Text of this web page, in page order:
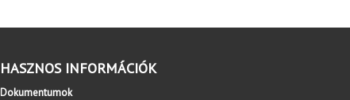
HASZNOS INFORMÁCIÓK
Dokumentumok